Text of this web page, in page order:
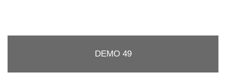
DEMO 49